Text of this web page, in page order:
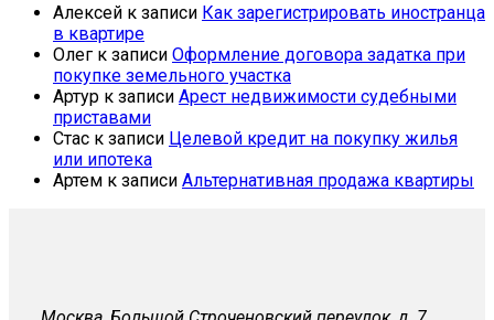
Алексей к записи Как зарегистрировать иностранца
в квартире
Олег к записи Оформление договора задатка при
покупке земельного участка
Артур к записи Арест недвижимости судебными
приставами
Стас к записи Целевой кредит на покупку жилья
или ипотека
Артем к записи Альтернативная продажа квартиры